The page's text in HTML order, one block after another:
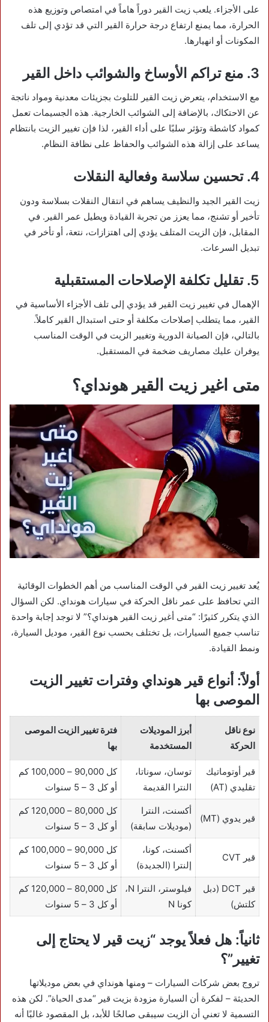
على الأجزاء. يلعب زيت القير دوراً هاماً في امتصاص وتوزيع هذه
الحرارة، مما يمنع ارتفاع درجة حرارة القير التي قد تؤدي إلى تلف
المكونات أو انهيارها.
3. منع تراكم الأوساخ والشوائب داخل القير
مع الاستخدام، يتعرض زيت القير للتلوث بجزيئات معدنية ومواد ناتجة
عن الاحتكاك، بالإضافة إلى الشوائب الخارجية. هذه الجسيمات تعمل
كمواد كاشطة وتؤثر سلبًا على أداء القير، لذا فإن تغيير الزيت بانتظام
يساعد على إزالة هذه الشوائب والحفاظ على نظافة النظام.
4. تحسين سلاسة وفعالية النقلات
زيت القير الجيد والنظيف يساهم في انتقال النقلات بسلاسة ودون
تأخير أو تشنج، مما يعزز من تجربة القيادة ويطيل عمر القير. في
المقابل، فإن الزيت المتلف يؤدي إلى اهتزازات، نتعة، أو تأخر في
تبديل السرعات.
5. تقليل تكلفة الإصلاحات المستقبلية
الإهمال في تغيير زيت القير قد يؤدي إلى تلف الأجزاء الأساسية في
القير، مما يتطلب إصلاحات مكلفة أو حتى استبدال القير كاملاً.
بالتالي، فإن الصيانة الدورية وتغيير الزيت في الوقت المناسب
يوفران عليك مصاريف ضخمة في المستقبل.
متى اغير زيت القير هونداي؟
يُعد تغيير زيت القير في الوقت المناسب من أهم الخطوات الوقائية
التي تحافظ على عمر ناقل الحركة في سيارات هونداي. لكن السؤال
الذي يتكرر كثيرًا: “متى أغير زيت القير هونداي؟” لا توجد إجابة واحدة
تناسب جميع السيارات، بل تختلف بحسب نوع القير، موديل السيارة،
ونمط القيادة.
أولاً: أنواع قير هونداي وفترات تغيير الزيت
الموصى بها
نوع ناقل
الحركة
أبرز الموديلات
المستخدمة
فترة تغيير الزيت الموصى
بها
قير أوتوماتيك
تقليدي (AT)
توسان، سوناتا،
النترا القديمة
كل 90,000 – 100,000 كم
أو كل 3 – 5 سنوات
قير يدوي (MT)
أكسنت، النترا
(موديلات سابقة)
كل 80,000 – 120,000 كم
أو كل 3 – 5 سنوات
قير CVT
أكسنت، كونا،
إلنترا (الجديدة)
كل 90,000 – 100,000 كم
أو كل 3 – 5 سنوات
قير DCT (دبل
كلتش)
فيلوستر، النترا N،
كونا N
كل 80,000 – 120,000 كم
أو كل 3 – 5 سنوات
ثانياً: هل فعلاً يوجد “زيت قير لا يحتاج إلى
تغيير”؟
تروج بعض شركات السيارات – ومنها هونداي في بعض موديلاتها
الحديثة – لفكرة أن السيارة مزودة بزيت قير “مدى الحياة”. لكن هذه
التسمية لا تعني أن الزيت سيبقى صالحًا للأبد، بل المقصود غالبًا أنه